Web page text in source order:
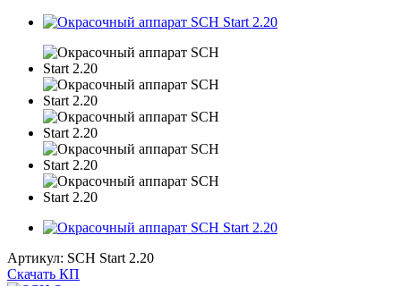
Артикул: SCH Start 2.20
Скачать КП